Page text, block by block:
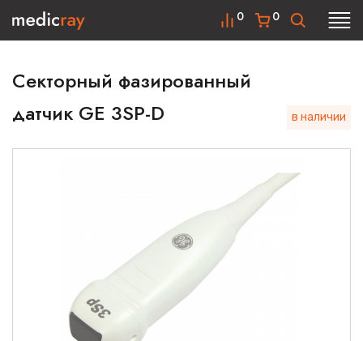
0
0
Секторный фазированный
датчик GE 3SP-D
в наличии